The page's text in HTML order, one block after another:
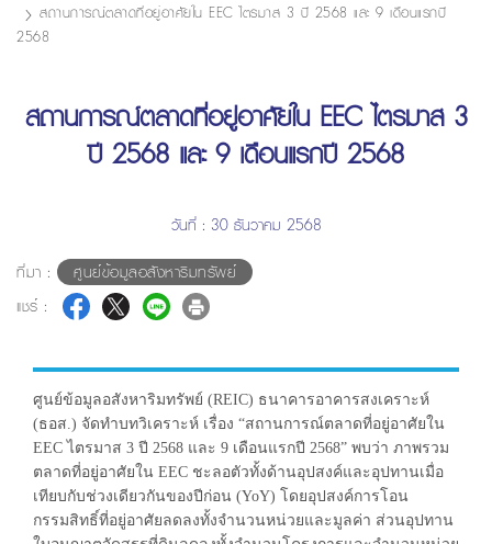
สถานการณ์ตลาดที่อยู่อาศัยใน EEC ไตรมาส 3 ปี 2568 และ 9 เดือนแรกปี
2568
สถานการณ์ตลาดที่อยู่อาศัยใน EEC ไตรมาส 3
ปี 2568 และ 9 เดือนแรกปี 2568
วันที่ : 30 ธันวาคม 2568
ที่มา :
ศูนย์ข้อมูลอสังหาริมทรัพย์
แชร์ :
ศูนย์ข้อมูลอสังหาริมทรัพย์ (REIC) ธนาคารอาคารสงเคราะห์
(ธอส.) จัดทำบทวิเคราะห์ เรื่อง “สถานการณ์ตลาดที่อยู่อาศัยใน
EEC ไตรมาส 3 ปี 2568 และ 9 เดือนแรกปี 2568” พบว่า ภาพรวม
ตลาดที่อยู่อาศัยใน EEC ชะลอตัวทั้งด้านอุปสงค์และอุปทานเมื่อ
เทียบกับช่วงเดียวกันของปีก่อน (YoY) โดยอุปสงค์การโอน
กรรมสิทธิ์ที่อยู่อาศัยลดลงทั้งจำนวนหน่วยและมูลค่า ส่วนอุปทาน